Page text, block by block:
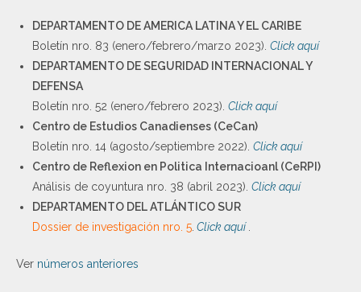
DEPARTAMENTO DE AMERICA LATINA Y EL CARIBE
Boletín nro. 83 (enero/febrero/marzo 2023). Click aquí
DEPARTAMENTO DE SEGURIDAD INTERNACIONAL Y
DEFENSA
Boletín nro. 52 (enero/febrero 2023). Click aquí
Centro de Estudios Canadienses (CeCan)
Boletín nro. 14 (agosto/septiembre 2022). Click aquí
Centro de Reflexion en Politica Internacioanl (CeRPI)
Análisis de coyuntura nro. 38 (abril 2023). Click aquí
DEPARTAMENTO DEL ATLÁNTICO SUR
Dossier de investigación nro. 5. Click aquí.
Ver números anteriores